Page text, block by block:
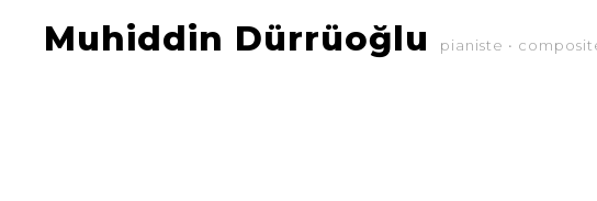
Muhiddin Dürrüoğlu pianiste •